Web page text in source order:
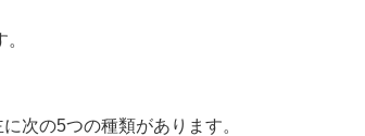
次の5つの種類があります。